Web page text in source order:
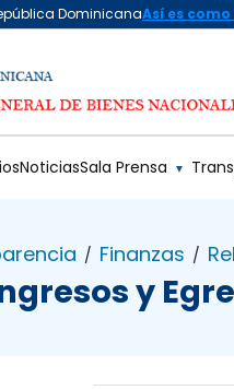
NoticiasSala Prensa ▼
/ Finanzas /
y